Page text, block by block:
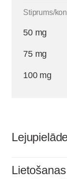
Stiprums/
50 mg
75 mg
100 mg